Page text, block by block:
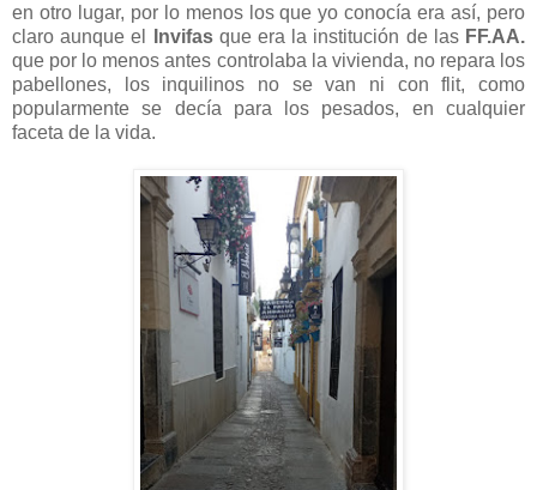
en otro lugar, por lo menos los que yo conocía era así, pero
claro aunque el
Invifasque era la institución de las FF.AA.
que por lo menos antes controlaba la vivienda, no repara los
pabellones, los inquilinos no se van ni con flit, como
popularmente se decía para los pesados, en cualquier
faceta de la vida.